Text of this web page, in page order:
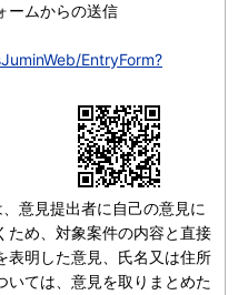
ームからの送信
EntryForm?
意見提出者に自己の意見に
ため、対象案件の内容と直接
表明した意見、氏名又は住所
いては、意見を取りまとめた